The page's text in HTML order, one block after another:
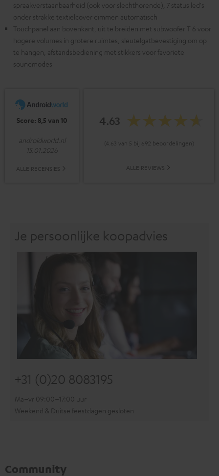
spraakverstaanbaarheid (ook voor slechthorende), 7 status led's
onder strakke textielcover dimmen automatisch
Touchpanel aan bovenkant, uit te breiden met subwoofer T 6 voor
hogere volumes in grotere ruimtes, sleutelgatbevestiging om op
te hangen, afstandsbediening met stikkers voor favoriete
soundmodes
Score: 8,5 van 10
androidworld.nl
15.01.2026
ALLE RECENSIES
4.63
(4.63 van 5 bij 692 beoordelingen)
ALLE REVIEWS
Je persoonlijke koopadvies
+31 (0)20 8083195
Ma–vr 09:00–17:00 uur
Weekend & Duitse feestdagen gesloten
Community